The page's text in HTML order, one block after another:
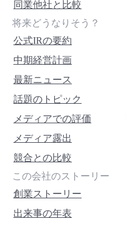
同業他社と比較
将来どうなりそう？
公式IRの要約
中期経営計画
最新ニュース
話題のトピック
メディアでの評価
メディア露出
競合との比較
この会社のストーリー
創業ストーリー
出来事の年表